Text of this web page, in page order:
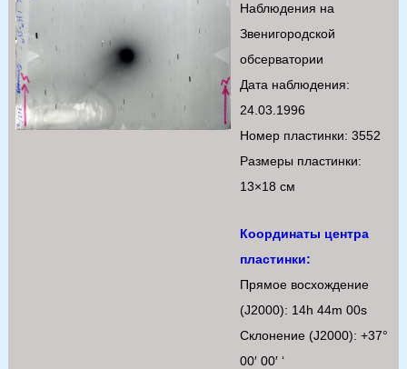
Наблюдения на
Звенигородской
обсерватории
Дата наблюдения:
24.03.1996
Номер пластинки: 3552
Размеры пластинки:
13×18 см
Координаты центра
пластинки:
Прямое восхождение
(J2000): 14h 44m 00s
Склонение (J2000): +37°
00′ 00′ ‘